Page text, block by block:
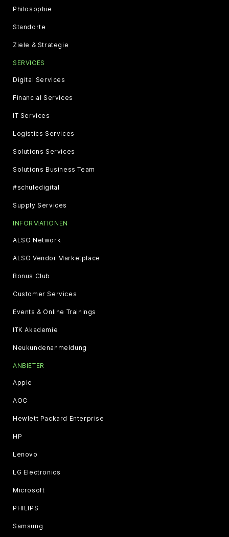
Philosophie
Standorte
Ziele & Strategie
SERVICES
Digital Services
Financial Services
IT Services
Logistics Services
Solutions Services
Solutions Business Team
#schuledigital
Supply Services
INFORMATIONEN
ALSO Network
ALSO Vendor Marketplace
Bonus Club
Customer Services
Events & Online Trainings
ITK Akademie
Neukundenanmeldung
ANBIETER
Apple
AOC
Hewlett Packard Enterprise
HP
Lenovo
LG Electronics
Microsoft
PHILIPS
Samsung